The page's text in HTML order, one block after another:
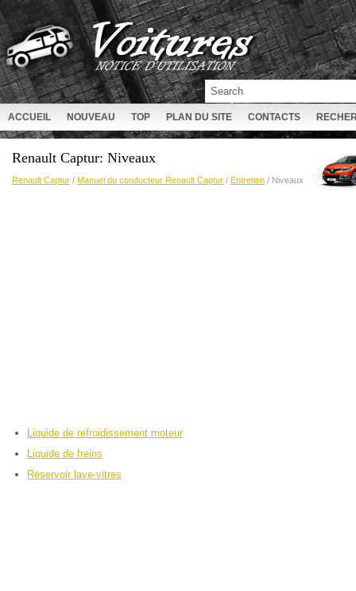
ACCUEIL NOUVEAU TOP PLAN DU SITE CONTACTS
Renault Captur: Niveaux
Renault Captur / Manuel du conducteur Renault Captur / Entretien / Niveaux
Liquide de refroidissement moteur
Liquide de freins
Réservoir lave-vitres